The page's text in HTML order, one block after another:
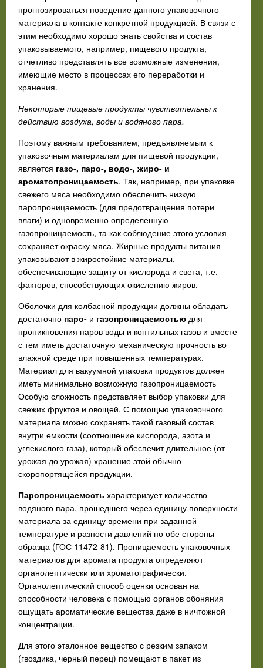
прогнозироваться поведение данного упаковочного
материала в контакте конкретной продукцией. В связи с
этим необходимо хорошо знать свойства и состав
упаковываемого, например, пищевого продукта,
отчетливо представлять все возможные изменения,
имеющие место в процессах его переработки и
хранения.
Некоторые пищевые продукты чувствительны к
действию воздуха, воды и водяного пара.
Поэтому важным требованием, предъявляемым к
упаковочным материалам для пищевой продукции,
является газо-, паро-, водо-, жиро- и
ароматопроницаемость. Так, например, при упаковке
свежего мяса необходимо обеспечить низкую
паропроницаемость (для предотвращения потери
влаги) и одновременно определенную
газопроницаемость, та как соблюдение этого условия
сохраняет окраску мяса. Жирные продукты питания
упаковывают в жиростойкие материалы,
обеспечивающие защиту от кислорода и света, т.е.
факторов, способствующих окислению жиров.
Оболочки для колбасной продукции должны обладать
достаточно паро- и газопроницаемостью для
проникновения паров воды и коптильных газов и вместе
с тем иметь достаточную механическую прочность во
влажной среде при повышенных температурах.
Материал для вакуумной упаковки продуктов должен
иметь минимально возможную газопроницаемость
Особую сложность представляет выбор упаковки для
свежих фруктов и овощей. С помощью упаковочного
материала можно сохранять такой газовый состав
внутри емкости (соотношение кислорода, азота и
углекислого газа), который обеспечит длительное (от
урожая до урожая) хранение этой обычно
скоропортящейся продукции.
Паропроницаемость характеризует количество
водяного пара, прошедшего через единицу поверхности
материала за единицу времени при заданной
температуре и разности давлений по обе стороны
образца (ГОС 11472-81). Проницаемость упаковочных
материалов для аромата продукта определяют
органолептически или хроматографически.
Органолептический способ оценки основан на
способности человека с помощью органов обоняния
ощущать ароматические вещества даже в ничтожной
концентрации.
Для этого эталонное вещество с резким запахом
(гвоздика, черный перец) помещают в пакет из